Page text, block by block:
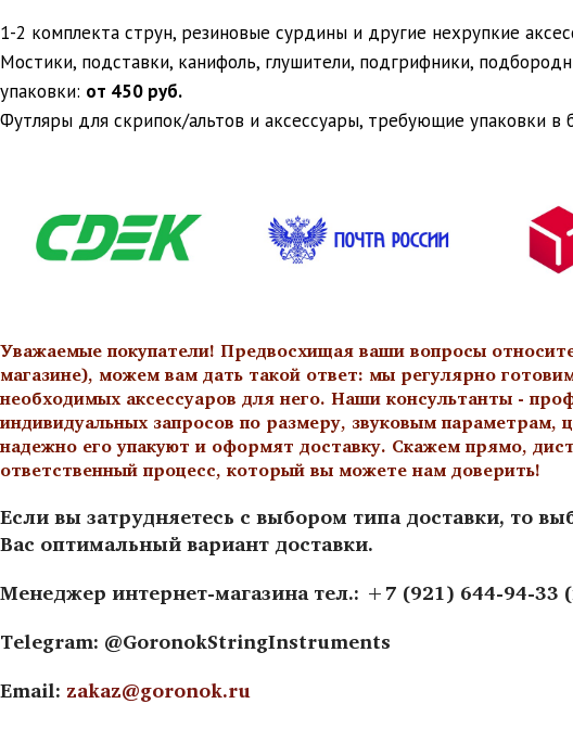
1-2 комплекта струн, резиновые сурдины и другие нехрупкие
Мостики, подставки, канифоль, глушители, подгрифники,
упаковки: от 450 руб.
Футляры для скрипок/альтов и аксессуары, требующие упаковки в
Уважаемые покупатели! Предвосхищая ваши вопросы
магазине), можем вам дать такой ответ: мы регулярно
необходимых аксессуаров для него. Наши консультанты -
индивидуальных запросов по размеру, звуковым
надежно его упакуют и оформят доставку. Скажем прямо,
ответственный процесс, который вы можете нам доверить!
Если вы затрудняетесь с выбором типа доставки, то
Вас оптимальный вариант доставки.
Менеджер интернет-магазина тел.: +7 (921) 644-94-33
Telegram: @GoronokStringInstruments
Email: zakaz@goronok.ru